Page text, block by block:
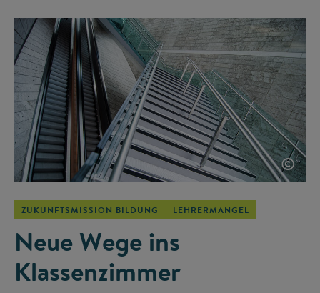
©
ZUKUNFTSMISSION BILDUNG LEHRERMANGEL
Neue Wege ins
Klassenzimmer